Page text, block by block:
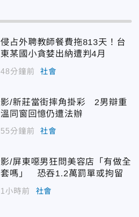
侵占外聘教師餐費拖813天！台
東某國小貪婪出納遭判4月
48分鐘前 社會
影/新莊當街摔角掛彩 2男辯重
溫同窗回憶仍遭法辦
55分鐘前 社會
影/屏東噁男狂問美容店「有做全
套嗎」 恐吞1.2萬罰單或拘留
1小時前 社會